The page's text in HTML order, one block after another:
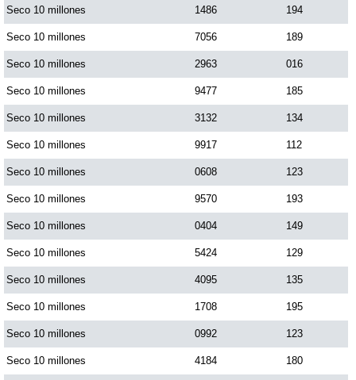
Seco 10 millones 1486 194
Seco 10 millones 7056 189
Seco 10 millones 2963 016
Seco 10 millones 9477 185
Seco 10 millones 3132 134
Seco 10 millones 9917 112
Seco 10 millones 0608 123
Seco 10 millones 9570 193
Seco 10 millones 0404 149
Seco 10 millones 5424 129
Seco 10 millones 4095 135
Seco 10 millones 1708 195
Seco 10 millones 0992 123
Seco 10 millones 4184 180